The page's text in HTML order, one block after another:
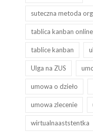
suteczna metoda
tablica kanban online
tablice kanban
Ulga na ZUS
umowa o dzieło
umowa zlecenie
wirtualnaaststentka